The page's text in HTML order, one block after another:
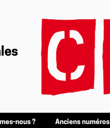
nous ? Anciens numéros